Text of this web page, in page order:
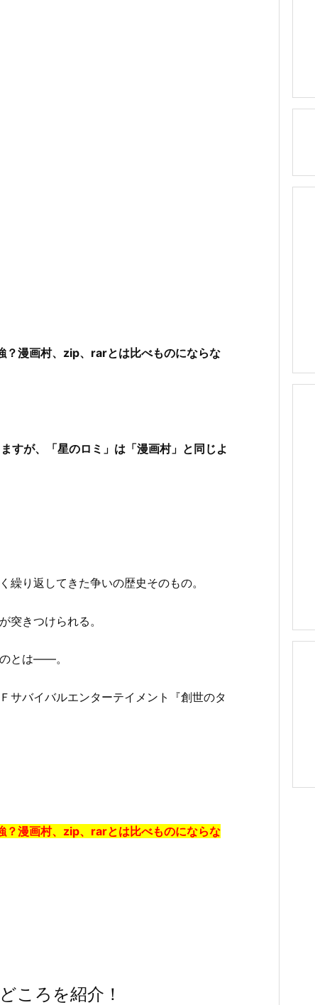
？漫画村、zip、rarとは比べものにならな
すが、「星のロミ」は「漫画村」と同じよ
り返してきた争いの歴史そのもの。
突きつけられる。
とは――。
サバイバルエンターテイメント『創世のタ
？漫画村、zip、rarとは比べものにならな
ころを紹介！